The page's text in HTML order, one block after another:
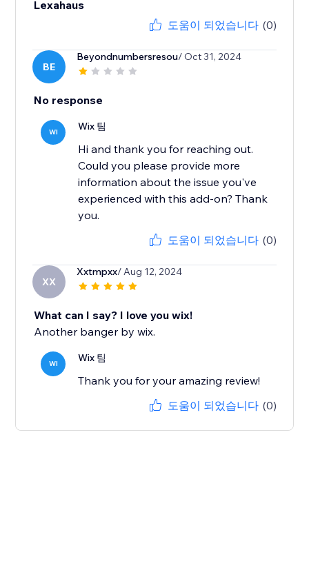
Lexahaus
도움이 되었습니다 (0)
BE
Beyondnumbersresou/ Oct 31, 2024
No response
WI Wix 팀
Hi and thank you for reaching out.
Could you please provide more
information about the issue you've
experienced with this add-on? Thank
you.
도움이 되었습니다 (0)
XX
Xxtmpxx/ Aug 12, 2024
What can I say? I love you wix!
Another banger by wix.
WI Wix 팀
Thank you for your amazing review!
도움이 되었습니다 (0)